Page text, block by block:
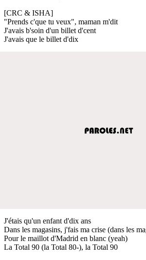
[CRC & ISHA]
"Prends c'que tu veux", maman m'dit
J'avais b'soin d'un billet d'cent
J'avais que le billet d'dix
J'étais qu'un enfant d'dix ans
Dans les magasins, j'fais ma crise (dans les
Pour le maillot d'Madrid en blanc (yeah)
La Total 90 (la Total 80-), la Total 90